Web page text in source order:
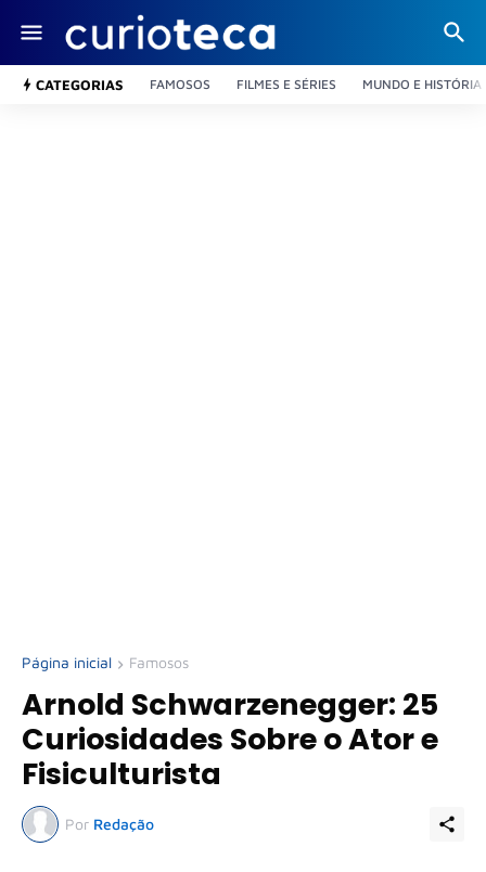
CATEGORIAS FAMOSOS FILMES E SÉRIES MUNDO E HISTÓRIA
Página inicial Famosos
Arnold Schwarzenegger: 25
Curiosidades Sobre o Ator e
Fisiculturista
Por Redação